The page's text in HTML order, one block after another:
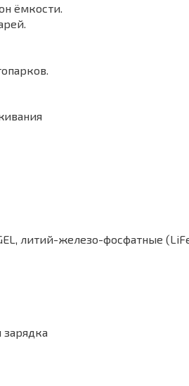
ёмкости.
литий-железо-фосфатные
зарядка